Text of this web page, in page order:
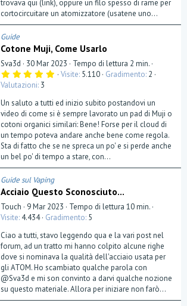
trovava qui (link), oppure un filo spesso di rame per
cortocircuitare un atomizzatore (usatene uno...
Guide
Cotone Muji, Come Usarlo
Sva3d 30 Mar 2023
Tempo di lettura 2 min.
5
s
e
l
l
a
(
e
)
Visite 5.110 Gradimento 2
Valutazioni 3
Un saluto a tutti ed inizio subito postandovi un
video di come si è sempre lavorato un pad di Muji o
cotoni organici similari: Bene! Forse per il cloud di
un tempo poteva andare anche bene come regola.
Sta di fatto che se ne spreca un po' e si perde anche
un bel po' di tempo a stare, con...
Guide sul Vaping
Acciaio Questo Sconosciuto...
Touch 9 Mar 2023
Tempo di lettura 10 min.
Visite 4.434 Gradimento 5
Ciao a tutti, stavo leggendo qua e la vari post nel
forum, ad un tratto mi hanno colpito alcune righe
dove si nominava la qualità dell'acciaio usata per
gli ATOM. Ho scambiato qualche parola con
@Sva3d e mi son convinto a darvi qualche nozione
su questo materiale. Allora per iniziare non farò...